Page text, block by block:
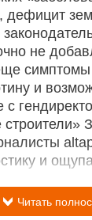
дефицит
не
и
с
и
Читать